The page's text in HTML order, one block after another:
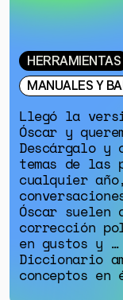
HERRAMIENTAS
MANUALES Y
Llegó la
Óscar y
Descárgalo y
temas de las
cualquier
Óscar suelen
corrección
en gustos y
Diccionario
conceptos en